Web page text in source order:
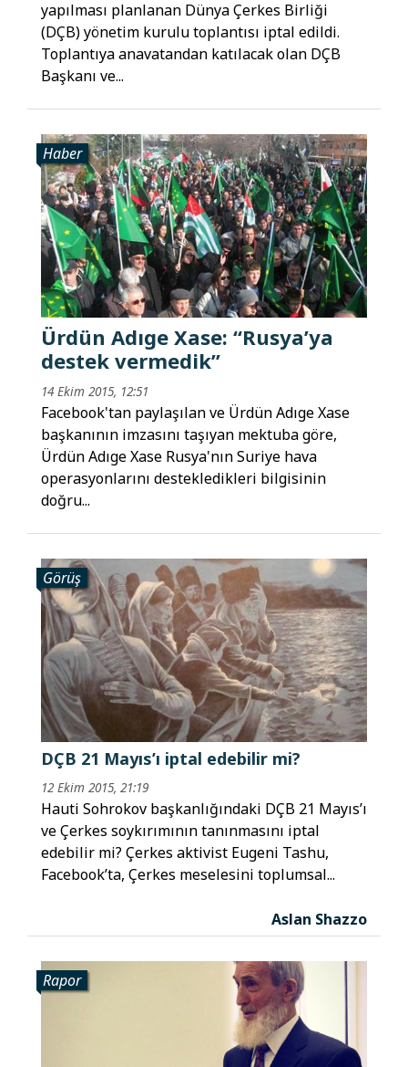
yapılması planlanan Dünya Çerkes Birliği
(DÇB) yönetim kurulu toplantısı iptal edildi.
Toplantıya anavatandan katılacak olan DÇB
Başkanı ve...
Haber
Ürdün Adıge Xase: “Rusya’ya
destek vermedik”
14 Ekim 2015, 12:51
Facebook'tan paylaşılan ve Ürdün Adıge Xase
başkanının imzasını taşıyan mektuba göre,
Ürdün Adıge Xase Rusya'nın Suriye hava
operasyonlarını destekledikleri bilgisinin
doğru...
Görüş
DÇB 21 Mayıs’ı iptal edebilir mi?
12 Ekim 2015, 21:19
Hauti Sohrokov başkanlığındaki DÇB 21 Mayıs’ı
ve Çerkes soykırımının tanınmasını iptal
edebilir mi? Çerkes aktivist Eugeni Tashu,
Facebook’ta, Çerkes meselesini toplumsal...
Aslan Shazzo
Rapor